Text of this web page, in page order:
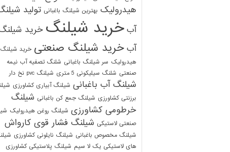
هیدرولیک بهترین شیلنگ باغبانی تولید
آب خرید شیلنگ خرید
آب خرید شیلنگ صنعتی خرید شیلنگ
هیدرولیک سر شیلنگ باغبانی شلنگ تصفیه آب نیمه
صنعتی شلنگ سیلیکونی 5 متری شیلنگ pvc نخ دار
شیلنگ آب باغبانی شیلنگ آبیاری کشاورزی
برزنتی کشاورزی شیلنگ جمع کن باغبانی شیلنگ
خرطومی کشاورزی شیلنگ روغن هیدرولیک
صنعتی لاستیکی شیلنگ فشار قوی کارواش
شیلنگ مخصوص باغبانی شیلنگ نایلونی کشاورزی
های لاستیکی یک لا سیم شیلنگ پلاستیکی کشاورزی